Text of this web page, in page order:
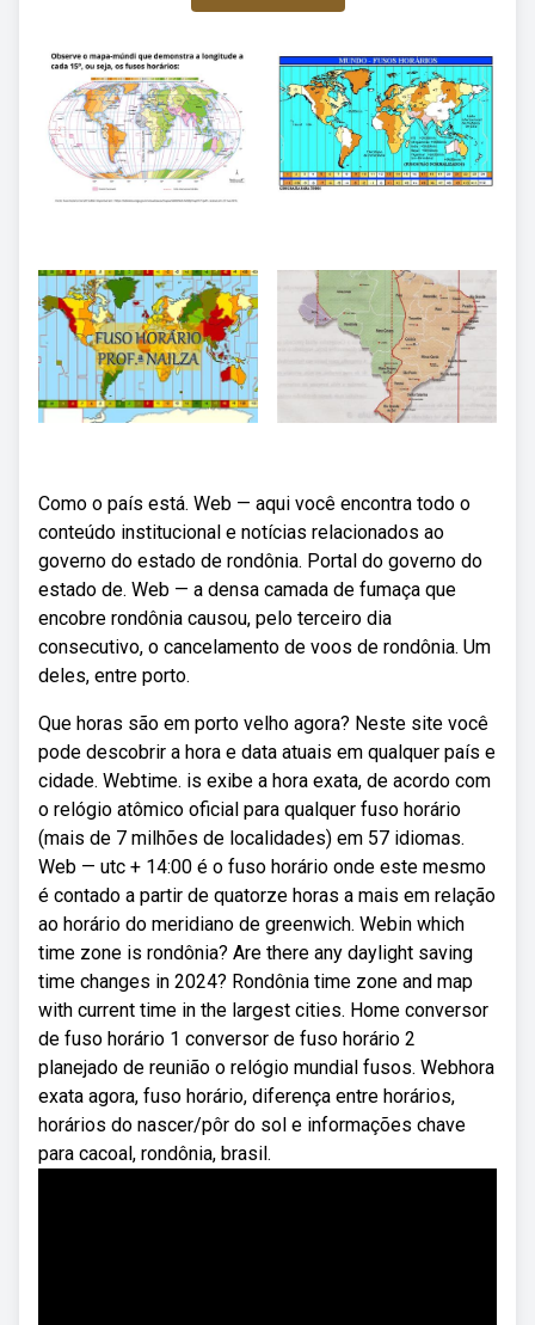
Como o país está. Web — aqui você encontra todo o
conteúdo institucional e notícias relacionados ao
governo do estado de rondônia. Portal do governo do
estado de. Web — a densa camada de fumaça que
encobre rondônia causou, pelo terceiro dia
consecutivo, o cancelamento de voos de rondônia. Um
deles, entre porto.
Que horas são em porto velho agora? Neste site você
pode descobrir a hora e data atuais em qualquer país e
cidade. Webtime. is exibe a hora exata, de acordo com
o relógio atômico oficial para qualquer fuso horário
(mais de 7 milhões de localidades) em 57 idiomas.
Web — utc + 14:00 é o fuso horário onde este mesmo
é contado a partir de quatorze horas a mais em relação
ao horário do meridiano de greenwich. Webin which
time zone is rondônia? Are there any daylight saving
time changes in 2024? Rondônia time zone and map
with current time in the largest cities. Home conversor
de fuso horário 1 conversor de fuso horário 2
planejado de reunião o relógio mundial fusos. Webhora
exata agora, fuso horário, diferença entre horários,
horários do nascer/pôr do sol e informações chave
para cacoal, rondônia, brasil.